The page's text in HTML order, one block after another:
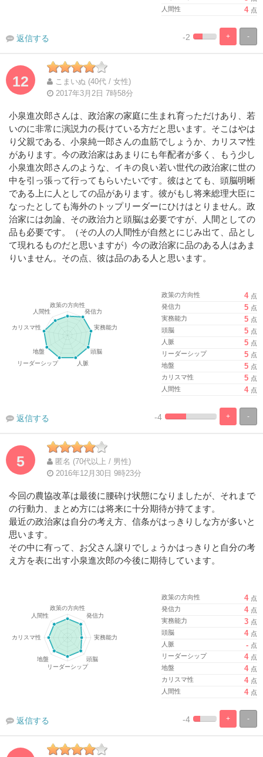
人間性
4 点
-
+
%
100%
-2
返信する
12
こまいぬ (40代 / 女性)
2017年3月2日 7時58分
小泉進次郎さんは、政治家の家庭に生まれ育っただけあり、若
いのに非常に演説力の長けている方だと思います。そこはやは
り父親である、小泉純一郎さんの血筋でしょうか、カリスマ性
があります。今の政治家はあまりにも年配者が多く、もう少し
小泉進次郎さんのような、イキの良い若い世代の政治家に世の
中を引っ張って行ってもらいたいです。彼はとても、頭脳明晰
である上に人としての品があります。彼がもし将来総理大臣に
なったとしても海外のトップリーダーにひけはとりません。政
治家には勿論、その政治力と頭脳は必要ですが、人間としての
品も必要です。（その人の人間性が自然とにじみ出て、品とし
て現れるものだと思いますが）今の政治家に品のある人はあま
りいません。その点、彼は品のある人と思います。
政策の方向性 4 点
発信力
5 点
実務能力
5 点
頭脳
5 点
人脈
5 点
リーダーシップ
5 点
地盤
5 点
カリスマ性
5 点
人間性
4 点
-
+
%
100%
-4
返信する
5
匿名 (70代以上 / 男性)
2016年12月30日 9時23分
今回の農協改革は最後に腰砕け状態になりましたが、それまで
の行動力、まとめ方には将来に十分期待が持てます。
最近の政治家は自分の考え方、信条がはっきりしな方が多いと
思います。
その中に有って、お父さん譲りでしょうかはっきりと自分の考
え方を表に出す小泉進次郎の今後に期待しています。
政策の方向性 4 点
発信力
4 点
実務能力
3 点
頭脳
4 点
人脈
- 点
リーダーシップ
4 点
地盤
4 点
カリスマ性
4 点
人間性
4 点
-
+
%
100%
-4
返信する